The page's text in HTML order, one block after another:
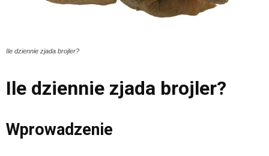
Ile dziennie zjada brojler?
Ile dziennie zjada brojler?
Wprowadzenie